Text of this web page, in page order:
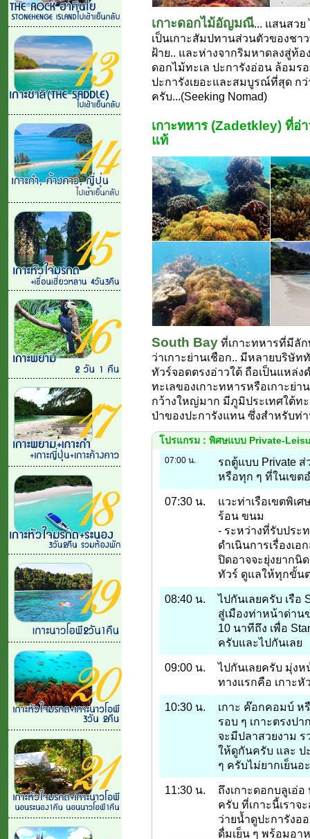
เกาะดอกไม้อัญมณี... แสนสวย
เป็นเกาะสัมปทานส่วนตัวของชา
ฝ้าย.. และห่างจากริมหาดลงสู่ท้อ
ดอกไม้ทะเล ปะการังอ่อน ล้อมร
ปะการังเยอะและสมบูรณ์ที่สุด กว่
ครับ...(Seeking Nomad)
เกาะทหาร (Zadetkley) ที่อ่
แท้
South Bay ที่เกาะทหารที่มีลั
ว่าเกาะย่านเชือก.. มีหลายบริษัท
ทัวร์จอดตรงอ่าวใต้ ถือเป็นแหล่
ทะเลของเกาะทหารหรือเกาะย่
กว้างใหญ่มาก มีภูมิประเทศใต้ทะ
ป่าของปะการังแทน ซึ่งสำหรับท่
โปรแกรม : พิศษแบบ Private-
07:00 น.
รถตู้แบบ Private
หรือทุก ๆ ที่ในเขต
07:30 น.
แวะท่าเรือเขตพิเ
ร้อน ขนม
- ระหว่างที่รับประ
ดำเนินการเรื่องเ
ปิดอาจจะยุ่งยากนิ
ทัวร์ ดูแลให้ทุกขั้น
08:40 น.
ไปกันเลยครับ เรือ
สู่เมืองท่าหน้าด่าน
10 นาทีถึง เพื่อ
ครับและไปกันเลย
09:00 น.
ไปกันเลยครับ มุ่ง
ทางแรกคือ เกาะหั
10:30 น.
เกาะ ค๊อกคอมบ์ ห
รอบ ๆ เกาะตรงป
จะมีปลาสวยงาม
ให้ดูกันครับ และ ป
ๆ ครับไม่ยากเย็นอ
11:30 น.
ถึงเกาะดอกบลูเอ่
ครับ ที่เกาะนี้เราจ
ว่ายน้ำดูปะการังอ
ดื่มเย็น ๆ พร้อมอา